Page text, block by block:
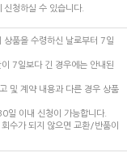
신청하실 수 있습니다.
상품을 수령하신 날로부터 7일
7일보다 긴 경우에는 안내된
및 계약 내용과 다른 경우 상품
일 이내 신청이 가능합니다.
수가 되지 않으면 교환/반품이